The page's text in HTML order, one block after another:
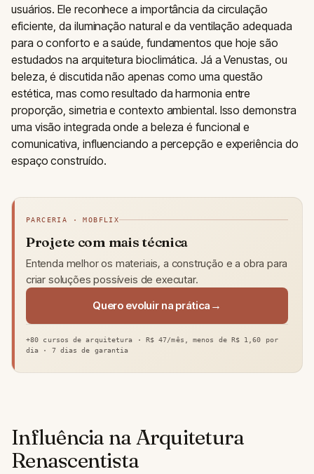
usuários. Ele reconhece a importância da circulação
eficiente, da iluminação natural e da ventilação adequada
para o conforto e a saúde, fundamentos que hoje são
estudados na arquitetura bioclimática. Já a Venustas, ou
beleza, é discutida não apenas como uma questão
estética, mas como resultado da harmonia entre
proporção, simetria e contexto ambiental. Isso demonstra
uma visão integrada onde a beleza é funcional e
comunicativa, influenciando a percepção e experiência do
espaço construído.
PARCERIA · MOBFLIX
Projete com mais técnica
Entenda melhor os materiais, a construção e a obra para
criar soluções possíveis de executar.
Quero evoluir na prática
+80 cursos de arquitetura · R$ 47/mês, menos de R$ 1,60 por
dia · 7 dias de garantia
Influência na Arquitetura
Renascentista